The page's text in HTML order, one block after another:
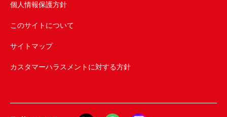
個人情報保護方針
このサイトについて
サイトマップ
カスタマーハラスメントに対する方針